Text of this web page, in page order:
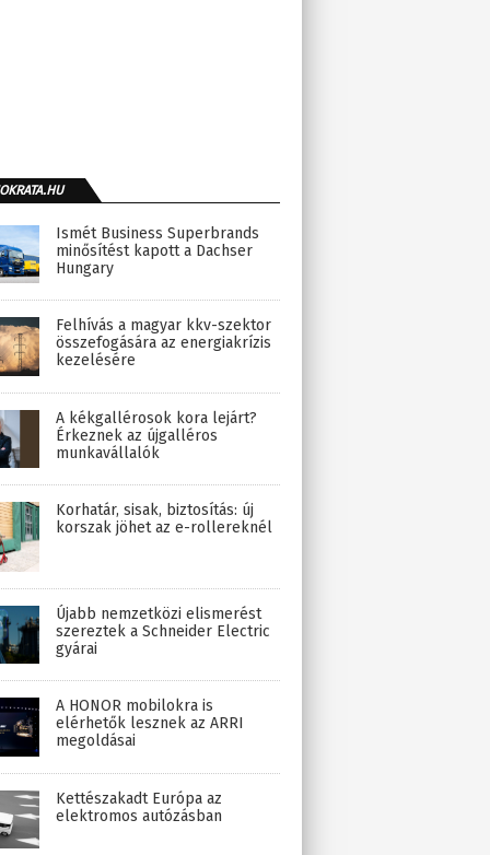
Ismét Business Superbrands
minősítést kapott a Dachser
Hungary
Felhívás a magyar kkv-szektor
összefogására az energiakrízis
kezelésére
A kékgallérosok kora lejárt?
Érkeznek az újgalléros
munkavállalók
Korhatár, sisak, biztosítás: új
korszak jöhet az e-rollereknél
Újabb nemzetközi elismerést
szereztek a Schneider Electric
gyárai
A HONOR mobilokra is
elérhetők lesznek az ARRI
megoldásai
Kettészakadt Európa az
elektromos autózásban